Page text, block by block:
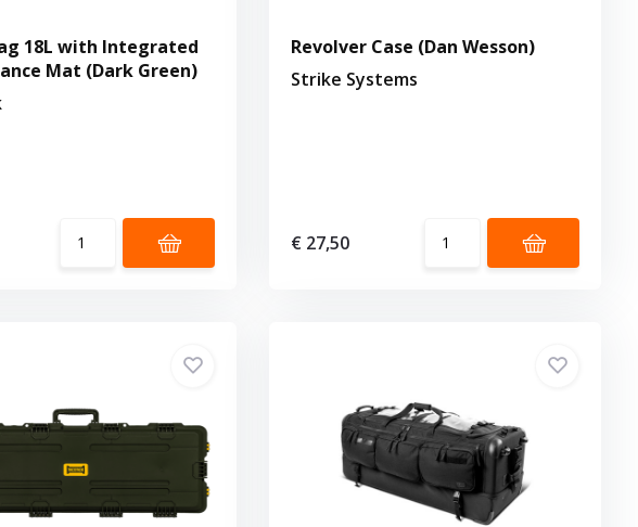
18L with Integrated
Mat (Dark Green)
Revolver Case (Dan Wesson)
Strike Systems
€ 27,50